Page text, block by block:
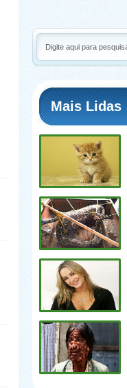
Mais Lidas